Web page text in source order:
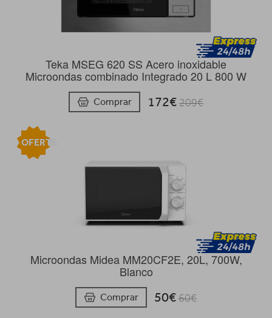
Teka MSEG 620 SS Acero inoxidable
Microondas combinado Integrado 20 L 800 W
Comprar 172€209€
Microondas Midea MM20CF2E, 20L, 700W,
Blanco
Comprar 50€60€
OFERTA